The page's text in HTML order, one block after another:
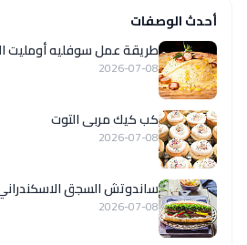
أحدث الوصفات
طريقة عمل سوفليه أومليت
2026-07-08
كب كيك مربى التوت
2026-07-08
ساندوتش السجق
2026-07-08